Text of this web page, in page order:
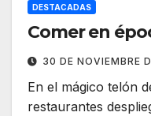
DESTACADAS
Comer en
30 DE NOVIEMBRE
En el mágico telón
restaurantes